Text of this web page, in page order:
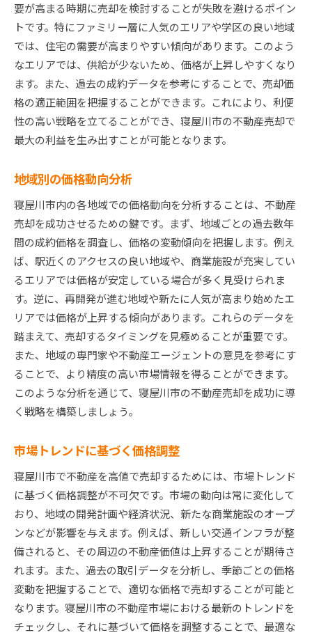
要が高まる時期に売却を検討することが失敗を避けるポイン
トです。特にファミリー層に人気のエリアや学区の良い地域
では、住宅の需要が高まりやすい傾向があります。このよう
なエリアでは、供給が少ないため、価格が上昇しやすくなり
ます。また、過去の成約データを参考にすることで、売却価
格の適正範囲を把握することができます。これにより、利便
性の高い戦略を立てることができ、寝屋川市の不動産売却で
最大の利益を生み出すことが可能となります。
地域別の価格動向分析
寝屋川市内の各地域での価格動向を分析することは、不動産
売却を成功させるための鍵です。まず、地域ごとの過去数年
間の成約価格を調査し、価格の変動傾向を把握します。例え
ば、駅近くのアクセスの良い地域や、商業施設が充実してい
るエリアでは価格が安定している場合が多く見受けられま
す。逆に、再開発が進む地域や新たに人気が高まり始めたエ
リアでは価格が上昇する傾向があります。これらのデータを
踏まえて、売却するタイミングを見極めることが重要です。
また、地域の専門家や不動産エージェントの意見を参考にす
ることで、より精度の高い市場情報を得ることができます。
このような分析を通じて、寝屋川市の不動産売却を成功に導
く戦略を構築しましょう。
市場トレンドに基づく価格調整
寝屋川市で不動産を高値で売却するためには、市場トレンド
に基づく価格調整が不可欠です。市場の動向は常に変化して
おり、地域の開発計画や経済状況、新たな商業施設のオープ
ンなどが影響を与えます。例えば、新しい交通インフラが整
備されると、その周辺の不動産価値は上昇することが期待さ
れます。また、過去の取引データを分析し、季節ごとの価格
変動を把握することで、適切な価格で売却することが可能と
なります。寝屋川市の不動産市場における最新のトレンドを
チェックし、それに基づいて価格を調整することで、最適な